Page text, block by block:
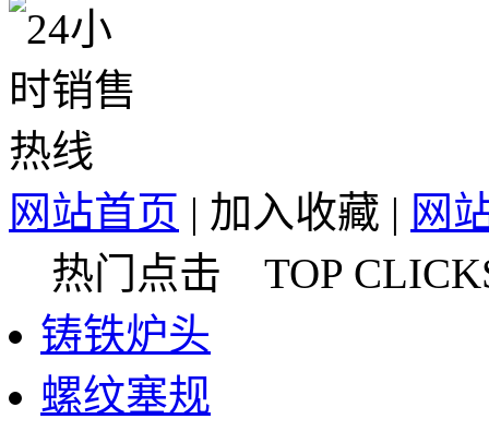
网站首页 | 加入收藏 | 网
热门点击 TOP
铸铁炉头
螺纹塞规